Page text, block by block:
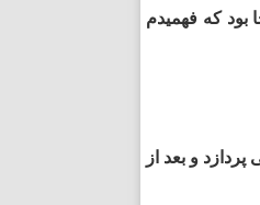
بود که فهمیدم
و بعد از